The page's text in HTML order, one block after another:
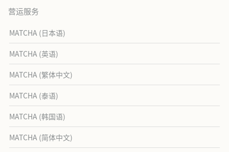
营运服务
MATCHA (日本语)
MATCHA (英语)
MATCHA (繁体中文)
MATCHA (泰语)
MATCHA (韩国语)
MATCHA (简体中文)